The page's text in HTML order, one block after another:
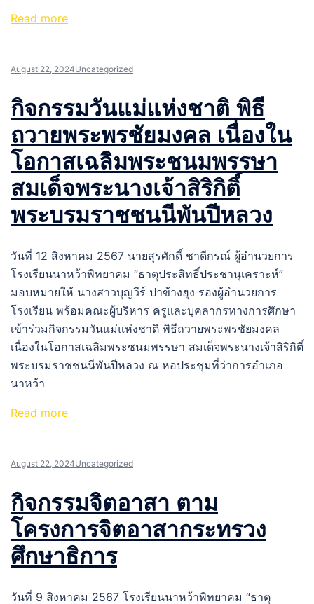
Read more
August 22, 2024Uncategorized
กิจกรรมวันแม่แห่งชาติ พิธี
ถวายพระพรชัยมงคล เนื่องใน
โอกาสเฉลิมพระชนมพรรษา
สมเด็จพระนางเจ้าสิริกิติ์
พระบรมราชชนนีพันปีหลวง
วันที่ 12 สิงหาคม 2567 นายสุรศักดิ์ ชาดีกรณ์ ผู้อำนวยการ
โรงเรียนนาหว้าพิทยาคม “ธาตุประสิทธิ์ประชานุเคราะห์”
มอบหมายให้ นางสาวบุญวีร์ ปาข้างฮุง รองผู้อำนวยการ
โรงเรียน พร้อมคณะผู้บริหาร ครูและบุคลากรทางการศึกษา
เข้าร่วมกิจกรรมวันแม่แห่งชาติ พิธีถวายพระพรชัยมงคล
เนื่องในโอกาสเฉลิมพระชนมพรรษา สมเด็จพระนางเจ้าสิริกิติ์
พระบรมราชชนนีพันปีหลวง ณ หอประชุมที่ว่าการอำเภอ
นาหว้า
Read more
August 22, 2024Uncategorized
กิจกรรมจิตอาสา ตาม
โครงการจิตอาสากระทรวง
ศึกษาธิการ
วันที่ 9 สิงหาคม 2567 โรงเรียนนาหว้าพิทยาคม “ธาตุ